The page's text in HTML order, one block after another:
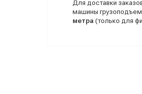
Для доставки
машины
метра (только для